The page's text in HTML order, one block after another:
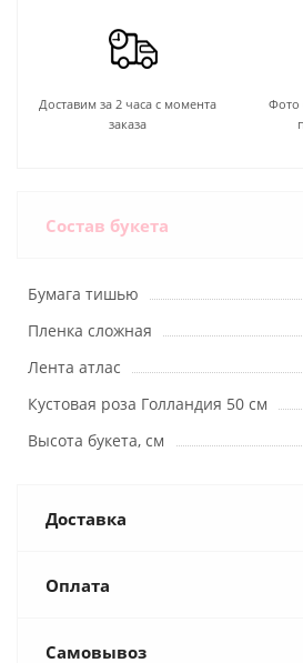
Доставим за 2 часа с момента
заказа
Фото
Состав букета
Бумага тишью
Пленка сложная
Лента атлас
Кустовая роза Голландия 50 см
Высота букета, см
Доставка
Оплата
Самовывоз